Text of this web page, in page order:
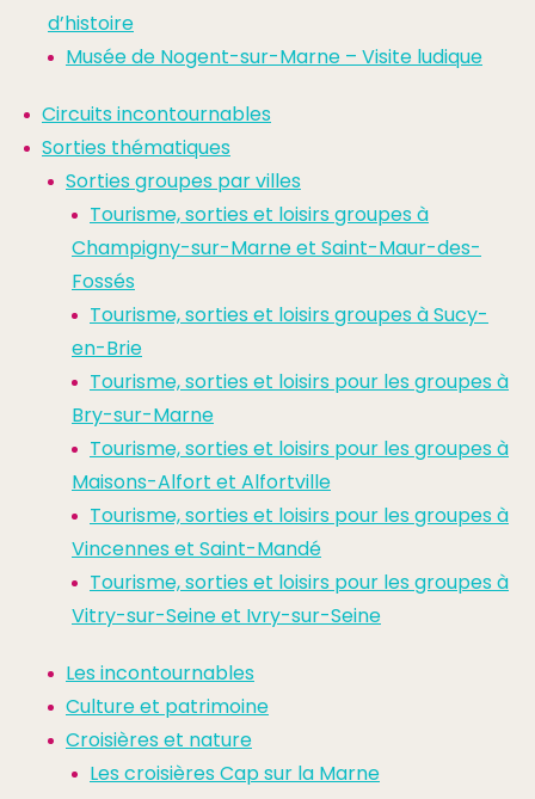
d’histoire
Musée de Nogent-sur-Marne – Visite ludique
Circuits incontournables
Sorties thématiques
Sorties groupes par villes
Tourisme, sorties et loisirs groupes à
Champigny-sur-Marne et Saint-Maur-des-
Fossés
Tourisme, sorties et loisirs groupes à Sucy-
en-Brie
Tourisme, sorties et loisirs pour les groupes à
Bry-sur-Marne
Tourisme, sorties et loisirs pour les groupes à
Maisons-Alfort et Alfortville
Tourisme, sorties et loisirs pour les groupes à
Vincennes et Saint-Mandé
Tourisme, sorties et loisirs pour les groupes à
Vitry-sur-Seine et Ivry-sur-Seine
Les incontournables
Culture et patrimoine
Croisières et nature
Les croisières Cap sur la Marne